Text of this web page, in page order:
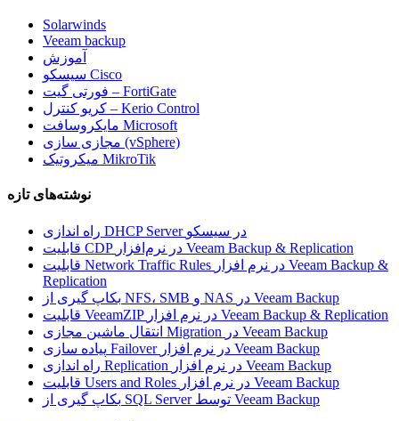
Solarwinds
Veeam backup
آموزش
سیسکو Cisco
فورتی گیت – FortiGate
کریو کنترل – Kerio Control
مایکروسافت Microsoft
مجازی سازی (vSphere)
میکروتیک MikroTik
نوشته‌های تازه
راه اندازی DHCP Server در سیسکو
قابلیت CDP در نرم‌افزار Veeam Backup & Replication
قابلیت Network Traffic Rules در نرم افزار Veeam Backup &
Replication
بکاپ گیری از NFS، SMB و NAS در Veeam Backup
قابلیت VeeamZIP در نرم افزار Veeam Backup & Replication
انتقال ماشین مجازی Migration در Veeam Backup
پیاده سازی Failover در نرم افزار Veeam Backup
راه اندازی Replication در نرم افزار Veeam Backup
قابلیت Users and Roles در نرم افزار Veeam Backup
بکاپ گیری از SQL Server توسط Veeam Backup